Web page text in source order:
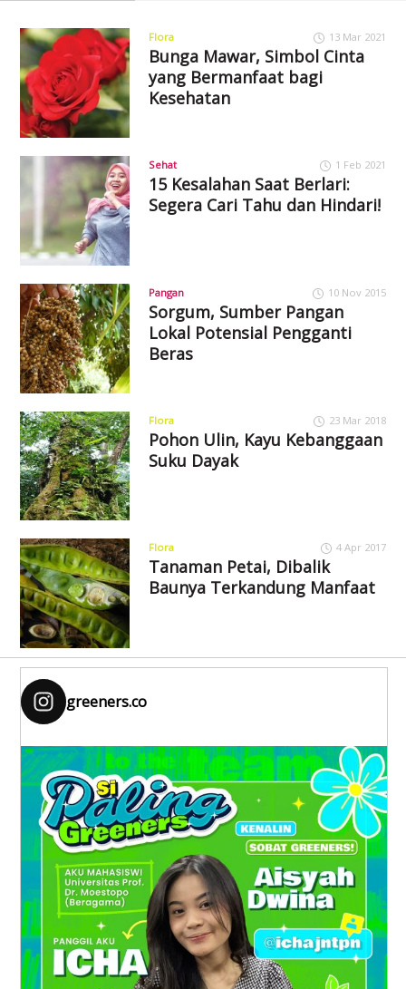
Flora 13 Mar 2021
Bunga Mawar, Simbol Cinta
yang Bermanfaat bagi
Kesehatan
Sehat 1 Feb 2021
15 Kesalahan Saat Berlari:
Segera Cari Tahu dan Hindari!
Pangan 10 Nov 2015
Sorgum, Sumber Pangan
Lokal Potensial Pengganti
Beras
Flora 23 Mar 2018
Pohon Ulin, Kayu Kebanggaan
Suku Dayak
Flora 4 Apr 2017
Tanaman Petai, Dibalik
Baunya Terkandung Manfaat
greeners.co